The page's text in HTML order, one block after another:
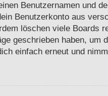
Benutzernamen und
Benutzerkonto aus
löschen viele Boards
geschrieben haben, um
einfach erneut und